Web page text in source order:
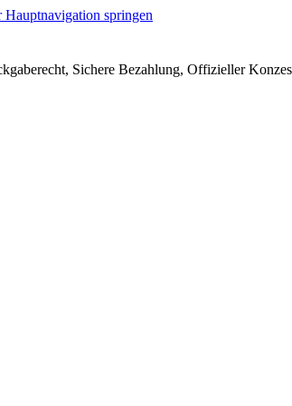
Hauptnavigation springen
Sichere Bezahlung, Offizieller